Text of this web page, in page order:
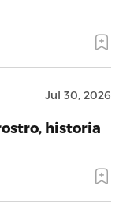
Jul 30, 2026
historia